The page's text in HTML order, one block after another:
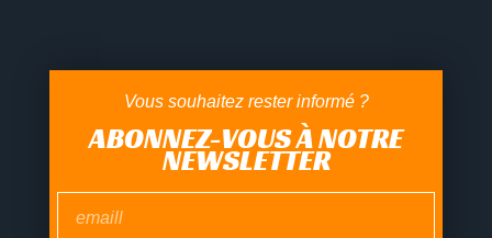
Vous souhaitez rester informé ?
ABONNEZ-VOUS À NOTRE
NEWSLETTER